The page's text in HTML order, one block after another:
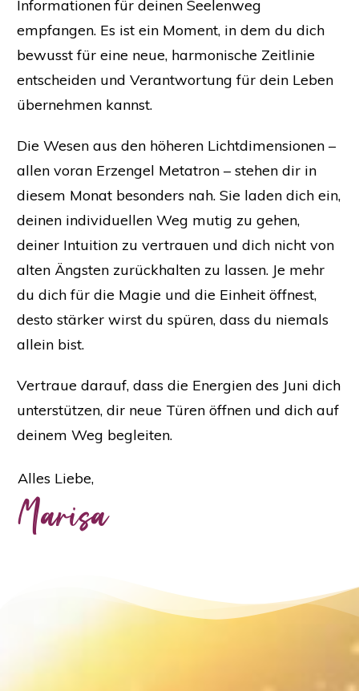
Informationen für deinen Seelenweg
empfangen. Es ist ein Moment, in dem du dich
bewusst für eine neue, harmonische Zeitlinie
entscheiden und Verantwortung für dein Leben
übernehmen kannst.
Die Wesen aus den höheren Lichtdimensionen –
allen voran Erzengel Metatron – stehen dir in
diesem Monat besonders nah. Sie laden dich ein,
deinen individuellen Weg mutig zu gehen,
deiner Intuition zu vertrauen und dich nicht von
alten Ängsten zurückhalten zu lassen. Je mehr
du dich für die Magie und die Einheit öffnest,
desto stärker wirst du spüren, dass du niemals
allein bist.
Vertraue darauf, dass die Energien des Juni dich
unterstützen, dir neue Türen öffnen und dich auf
deinem Weg begleiten.
Alles Liebe,
Marisa